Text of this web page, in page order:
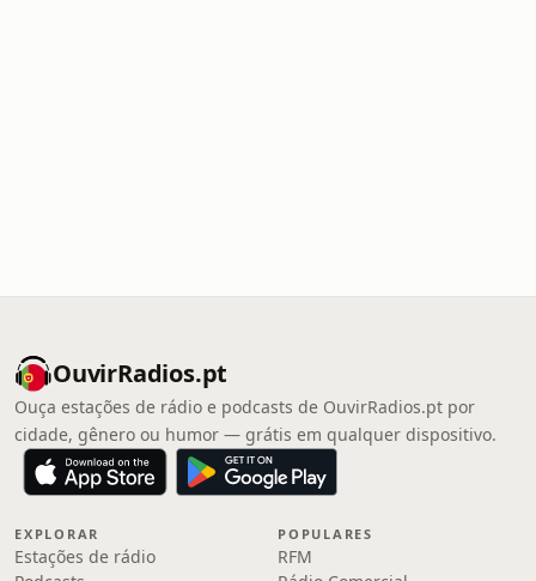
OuvirRadios.pt
Ouça estações de rádio e podcasts de OuvirRadios.pt por
cidade, gênero ou humor — grátis em qualquer dispositivo.
EXPLORAR
Estações de rádio
POPULARES
RFM